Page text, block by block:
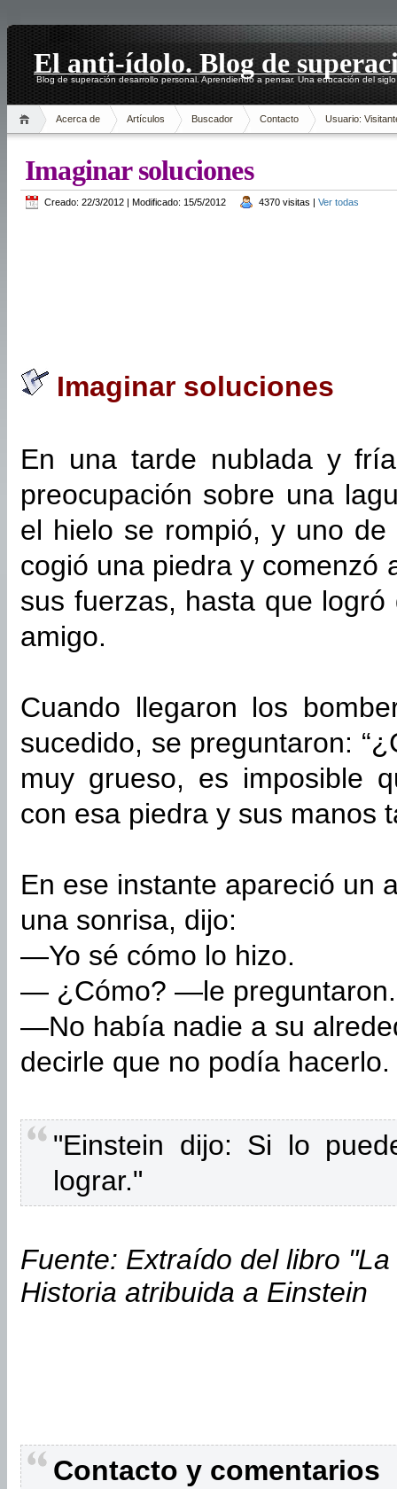
El anti-ídolo. Blog de
Blog de superación desarrollo personal. Aprendiendo a pensar. Una educación del
Acerca de Artículos Buscador Contacto Usuario:
Imaginar soluciones
Creado: 22/3/2012 | Modificado: 15/5/2012 4370 visitas | Ver todas
Imaginar soluciones
En una tarde nublada y
preocupación sobre una
el hielo se rompió, y uno
cogió una piedra y comenzó
sus fuerzas, hasta que
amigo.
Cuando llegaron los
sucedido, se preguntaron:
muy grueso, es imposible
con esa piedra y sus manos
En ese instante apareció un
una sonrisa, dijo:
—Yo sé cómo lo hizo.
— ¿Cómo? —le preguntaron.
—No había nadie a su
decirle que no podía hacerlo.
"Einstein dijo: Si lo
lograr."
Fuente: Extraído del libro
Historia atribuida a Einstein
Contacto y comentarios